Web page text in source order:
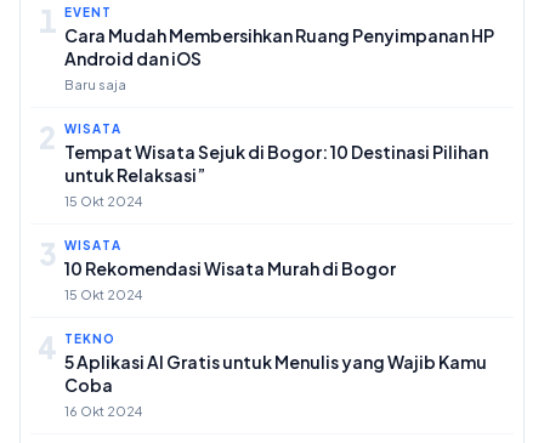
1 EVENT
Cara Mudah Membersihkan Ruang Penyimpanan HP
Android dan iOS
Baru saja
2 WISATA
Tempat Wisata Sejuk di Bogor: 10 Destinasi Pilihan
untuk Relaksasi”
15 Okt 2024
3 WISATA
10 Rekomendasi Wisata Murah di Bogor
15 Okt 2024
4 TEKNO
5 Aplikasi AI Gratis untuk Menulis yang Wajib Kamu
Coba
16 Okt 2024